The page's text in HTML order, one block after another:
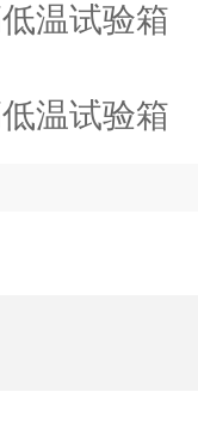
温试验箱
温试验箱